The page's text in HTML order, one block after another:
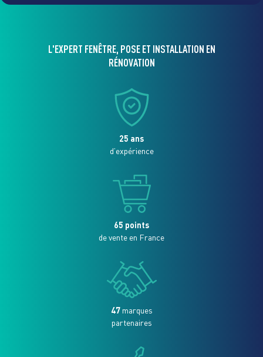
L'EXPERT FENÊTRE, POSE ET INSTALLATION EN
RÉNOVATION
25 ans
d’expérience
65 points
de vente en France
47marques
partenaires